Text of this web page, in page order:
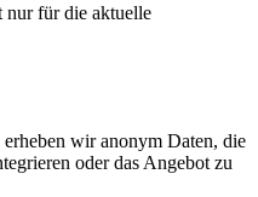
nur für die aktuelle
erheben wir anonym Daten, die
oder das Angebot zu